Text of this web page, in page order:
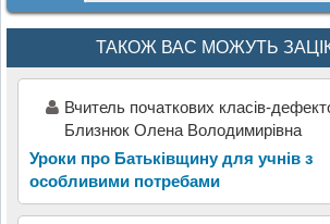
ТАКОЖ ВАС МОЖУТЬ
Вчитель початкових класів-
Близнюк Олена Володимирівна
Уроки про Батьківщину для учнів з
особливими потребами